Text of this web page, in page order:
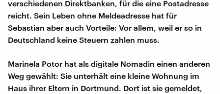
verschiedenen Direktbanken, für die eine Postadresse
reicht. Sein Leben ohne Meldeadresse hat für
Sebastian aber auch Vorteile: Vor allem, weil er so in
Deutschland keine Steuern zahlen muss.
Marinela Potor hat als digitale Nomadin einen anderen
Weg gewählt: Sie unterhält eine kleine Wohnung im
Haus ihrer Eltern in Dortmund. Dort ist sie gemeldet,